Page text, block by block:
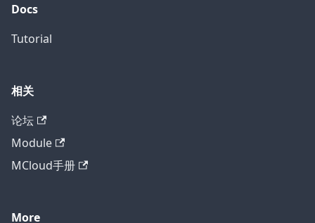
Docs
Tutorial
相关
论坛
Module
MCloud手册
More